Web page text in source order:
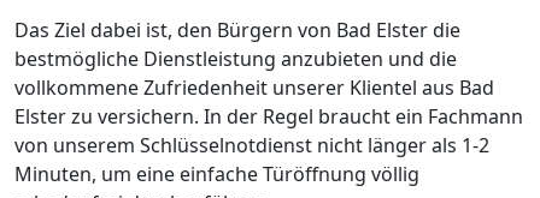
Das Ziel dabei ist, den Bürgern von Bad Elster die
bestmögliche Dienstleistung anzubieten und die
vollkommene Zufriedenheit unserer Klientel aus Bad
Elster zu versichern. In der Regel braucht ein Fachmann
von unserem Schlüsselnotdienst nicht länger als 1-2
Minuten, um eine einfache Türöffnung völlig